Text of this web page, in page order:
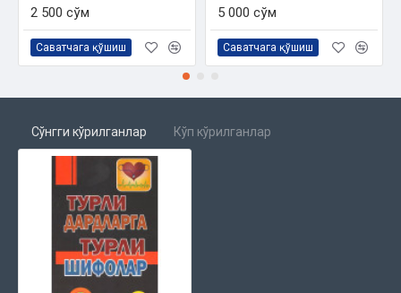
2 500 сўм
Саватчага қўшиш
5 000 сўм
Саватчага қўшиш
Сўнгги кўрилганлар Кўп кўрилганлар